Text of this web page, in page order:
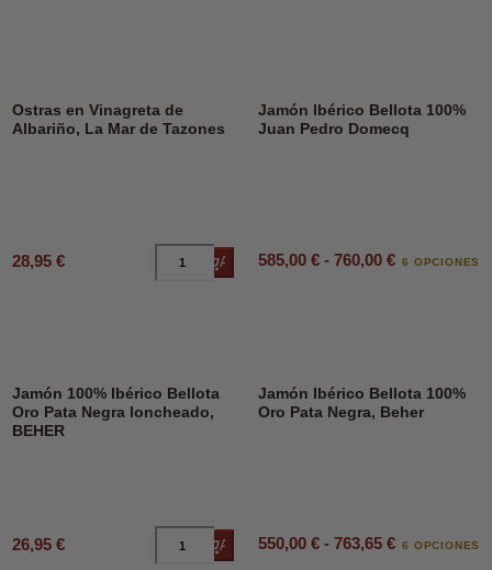
Ostras en Vinagreta de
Albariño, La Mar de Tazones
28,95 € Añadir al carrito
Jamón Ibérico Bellota 100%
Juan Pedro Domecq
585,00 € - 760,00 € 6 OPCIONES
Jamón 100% Ibérico Bellota
Oro Pata Negra loncheado,
BEHER
26,95 € Añadir al carrito
Jamón Ibérico Bellota 100%
Oro Pata Negra, Beher
550,00 € - 763,65 € 6 OPCIONES